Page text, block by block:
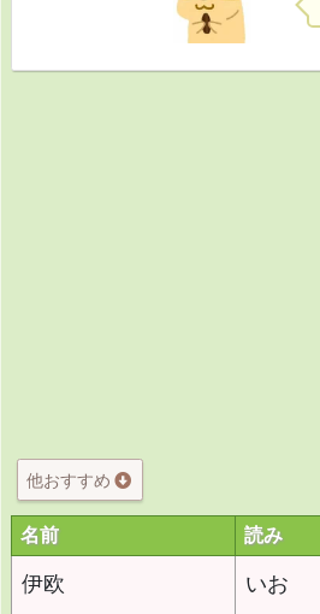
他おすすめ
名前 読み
伊欧 いお